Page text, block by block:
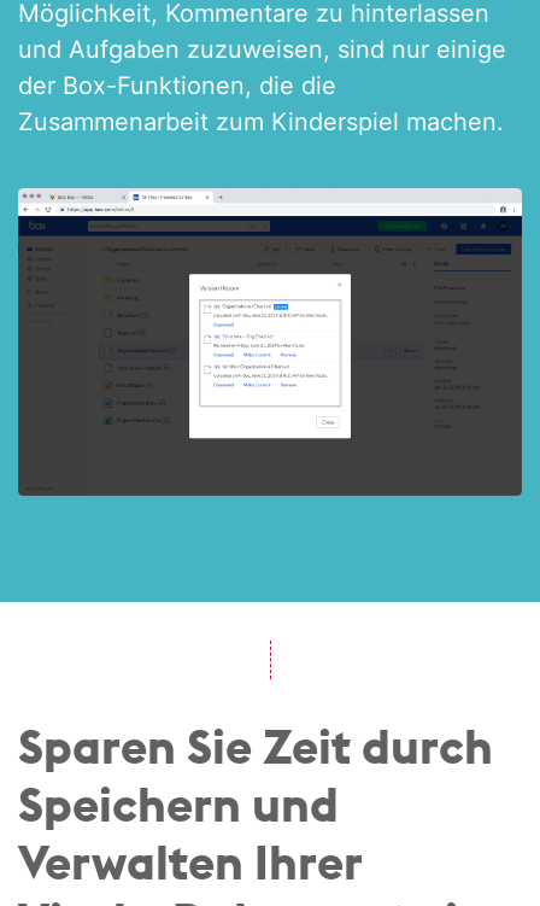
Möglichkeit, Kommentare zu hinterlassen
und Aufgaben zuzuweisen, sind nur einige
der Box-Funktionen, die die
Zusammenarbeit zum Kinderspiel machen.
Sparen Sie Zeit durch
Speichern und
Verwalten Ihrer